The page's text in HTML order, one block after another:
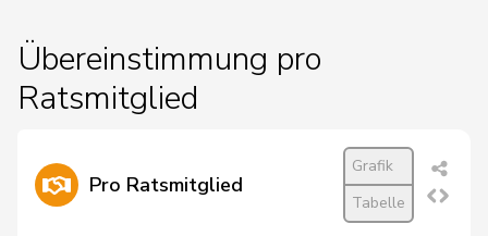
Übereinstimmung pro
Ratsmitglied
Pro Ratsmitglied
Grafik
Tabelle